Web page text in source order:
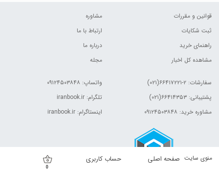
صفحه اصلی منوی سایت حساب کاربری
0
قوانین و مقررات
ثبت شکایات
راهنمای خرید
مشاهده کل اخبار
مشاوره
ارتباط با ما
درباره ما
مجله
سفارشات: ۲-۶۶۴۱۷۲۲۱(۰۲۱)
پشتیبانی: ۶۶۴۱۴۳۵۳(۰۲۱)
مشاوره خرید: ۰۹۱۲۴۵۰۳۸۴۸
واتساپ: ۰۹۱۲۴۵۰۳۸۴۸
تلگرام: iranbook.ir
اینستاگرام: iranbook.ir